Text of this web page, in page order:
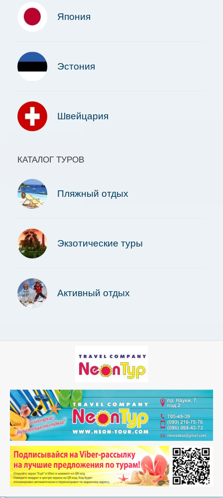
Япония
Эстония
Швейцария
КАТАЛОГ ТУРОВ
Пляжный отдых
Экзотические туры
Активный отдых